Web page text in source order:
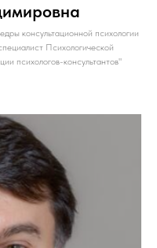
консультационной психологии
Психологической
психологов-консультантов"